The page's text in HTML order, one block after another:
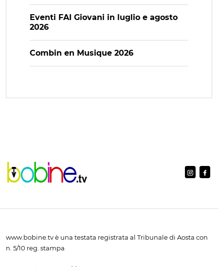
Eventi FAI Giovani in luglio e agosto
2026
Combin en Musique 2026
www.bobine.tv è una testata registrata al Tribunale di Aosta con
n. 5/10 reg. stampa